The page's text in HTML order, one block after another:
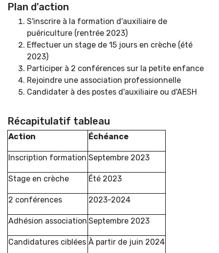
Plan d'action
S'inscrire à la formation d'auxiliaire de
puériculture (rentrée 2023)
Effectuer un stage de 15 jours en crèche (été
2023)
Participer à 2 conférences sur la petite enfance
Rejoindre une association professionnelle
Candidater à des postes d'auxiliaire ou d'AESH
Récapitulatif tableau
Action Échéance
Inscription formation Septembre 2023
Stage en crèche Été 2023
2 conférences 2023-2024
Adhésion association Septembre 2023
Candidatures ciblées À partir de juin 2024